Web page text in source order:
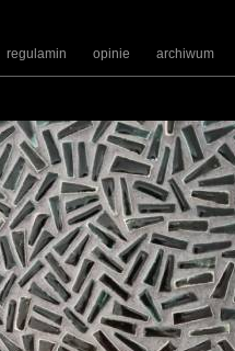
regulamin opinie archiwum